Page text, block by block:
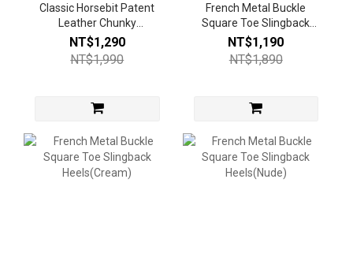
Classic Horsebit Patent
Leather Chunky
Loafers(Gloss Black)
NT$1,290
NT$1,990
French Metal Buckle
Square Toe Slingback
Heels(Black)
NT$1,190
NT$1,890